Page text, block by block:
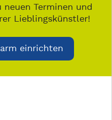
Terminen und
Lieblingskünstler!
einrichten